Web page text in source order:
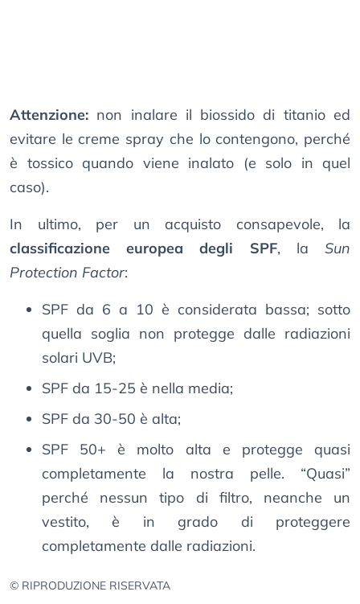
Attenzione: non inalare il biossido di titanio ed
evitare le creme spray che lo contengono, perché
è tossico quando viene inalato (e solo in quel
caso).
In ultimo, per un acquisto consapevole, la
classificazione europea degli SPF, laSun
Protection Factor:
SPF da 6 a 10 è considerata bassa; sotto
quella soglia non protegge dalle radiazioni
solari UVB;
SPF da 15-25 è nella media;
SPF da 30-50 è alta;
SPF 50+ è molto alta e protegge quasi
completamente la nostra pelle. “Quasi”
perché nessun tipo di filtro, neanche un
vestito, è in grado di proteggere
completamente dalle radiazioni.
© RIPRODUZIONE RISERVATA